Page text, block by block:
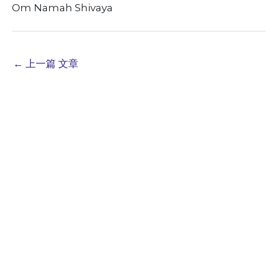
Om Namah Shivaya
← 上一篇 文章